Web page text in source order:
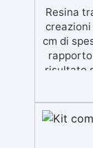
Resina
creazioni
cm di
risultato
per
materiali.
sicura